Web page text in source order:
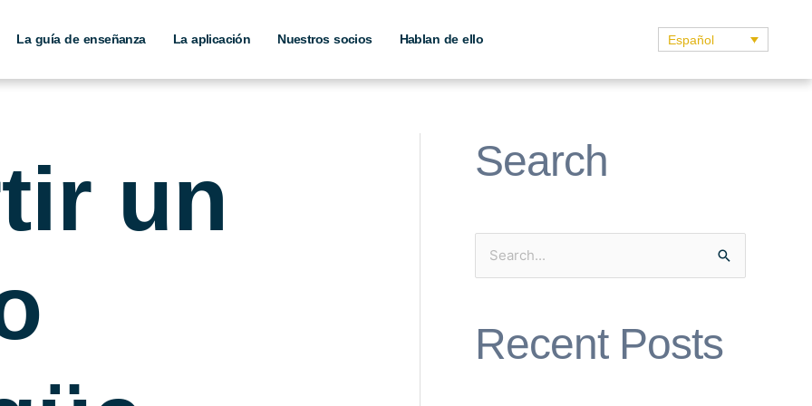
La guía de enseñanza La aplicación Nuestros socios Hablan de ello Español
un
Search
Recent Posts